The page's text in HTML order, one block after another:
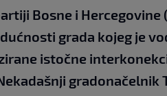
Bosne i Hercegovine
grada kojeg je
istočne
gradonačelnik